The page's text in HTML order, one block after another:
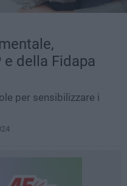
e della Fidapa
per sensibilizzare i